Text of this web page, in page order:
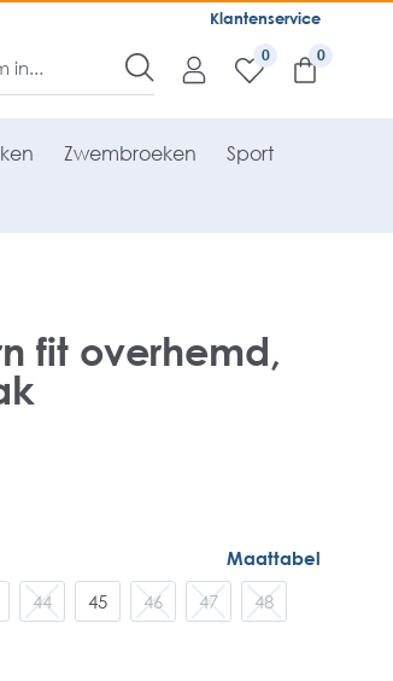
Klantenservice
0
Zwembroeken Sport
fit overhemd,
Maattabel
44 45 46 47 48